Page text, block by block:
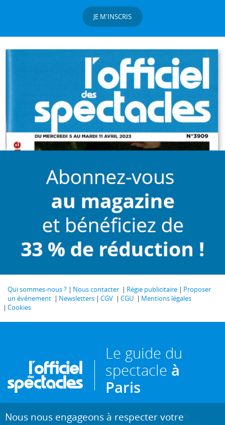
JE M'INSCRIS
Qui sommes-nous ? Nous contacter Régie publicitaire
Proposer
un événement
Newsletters CGV CGU
Mentions légales
Cookies
Le guide du
spectacle à
Paris
Créé en 1946, L'Officiel des spectacles estl'hebdomadaire de
Nous nous engageons à respecter votre